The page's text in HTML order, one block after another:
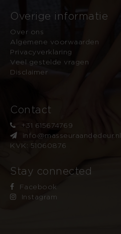
Overige informatie
Over ons
Algemene voorwaarden
Privacyverklaring
Veel gestelde vragen
Disclaimer
Contact
+31 615674769
info@masseuraandedeur.nl
KVK: 51060876
Stay connected
Facebook
Instagram